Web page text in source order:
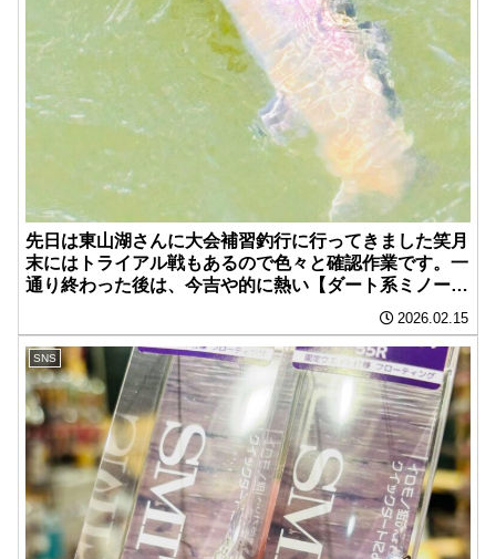
先日は東山湖さんに大会補習釣行に行ってきました笑月
末にはトライアル戦もあるので色々と確認作業です。一
通り終わった後は、今吉や的に熱い【ダート系ミノー】
2026.02.15
SNS